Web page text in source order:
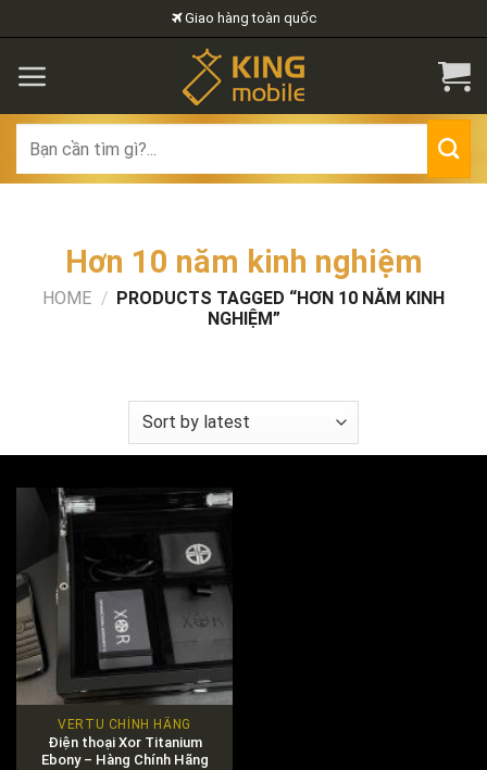
to
content
Giao hàng toàn quốc
for:
Hơn 10 năm kinh nghiệm
HOME / PRODUCTS TAGGED “HƠN 10 NĂM KINH
NGHIỆM”
VERTU CHÍNH HÃNG
Điện thoại Xor Titanium
Ebony – Hàng Chính Hãng